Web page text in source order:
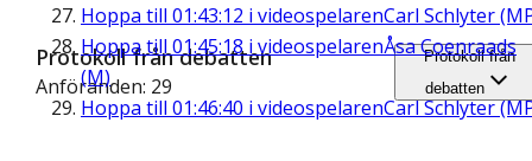
Hoppa till 01:43:12 i videospelarenCarl Schlyter
Hoppa till 01:45:18 i videospelarenÅsa Coenraads
(M)
Hoppa till 01:46:40 i videospelarenCarl Schlyter
Protokoll från debatten
Anföranden: 29
Protokoll från
debatten